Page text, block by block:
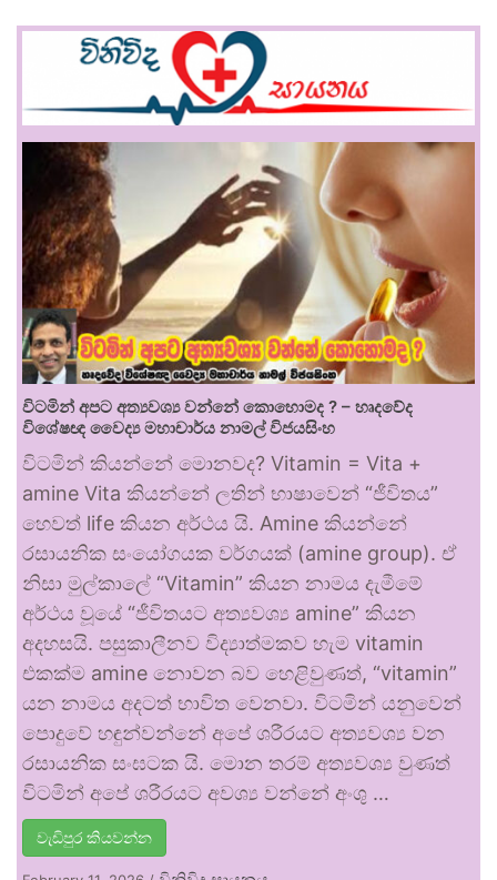
විටමින් අපට අත්‍යවශ්‍ය වන්නේ කොහොමද ? – හෘදවේද
විශේෂඥ වෛද්‍ය මහාචාර්ය නාමල් විජයසිංහ
විටමින් කියන්නේ මොනවද? Vitamin = Vita +
amine Vita කියන්නේ ලතින් භාෂාවෙන් “ජීවිතය”
හෙවත් life කියන අර්ථය යි. Amine කියන්නේ
රසායනික සංයෝගයක වර්ගයක් (amine group). ඒ
නිසා මුල්කාලේ “Vitamin” කියන නාමය දැමීමේ
අර්ථය වූයේ “ජීවිතයට අත්‍යවශ්‍ය amine” කියන
අදහසයි. පසුකාලීනව විද්‍යාත්මකව හැම vitamin
එකක්ම amine නොවන බව හෙළිවුණත්, “vitamin”
යන නාමය අදටත් භාවිත වෙනවා. විටමින් යනුවෙන්
පොදුවේ හඳුන්වන්නේ අපේ ශරීරයට අත්‍යවශ්‍ය වන
රසායනික සංඝටක යි. මොන තරම් අත්‍යවශ්‍ය වුණත්
විටමින් අපේ ශරීරයට අවශ්‍ය වන්නේ අංශු …
වැඩිපුර කියවන්න